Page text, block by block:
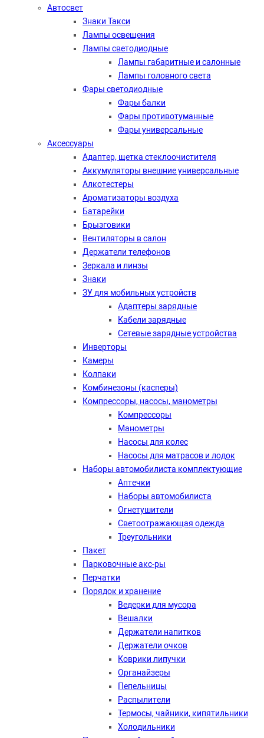
Автосвет
Знаки Такси
Лампы освещения
Лампы светодиодные
Лампы габаритные и салонные
Лампы головного света
Фары светодиодные
Фары балки
Фары противотуманные
Фары универсальные
Аксессуары
Адаптер, щетка стеклоочистителя
Аккумуляторы внешние универсальные
Алкотестеры
Ароматизаторы воздуха
Батарейки
Брызговики
Вентиляторы в салон
Держатели телефонов
Зеркала и линзы
Знаки
ЗУ для мобильных устройств
Адаптеры зарядные
Кабели зарядные
Сетевые зарядные устройства
Инверторы
Камеры
Колпаки
Комбинезоны (касперы)
Компрессоры, насосы, манометры
Компрессоры
Манометры
Насосы для колес
Насосы для матрасов и лодок
Наборы автомобилиста комплектующие
Аптечки
Наборы автомобилиста
Огнетушители
Светоотражающая одежда
Треугольники
Пакет
Парковочные акс-ры
Перчатки
Порядок и хранение
Ведерки для мусора
Вешалки
Держатели напитков
Держатели очков
Коврики липучки
Органайзеры
Пепельницы
Распылители
Термосы, чайники, кипятильники
Холодильники